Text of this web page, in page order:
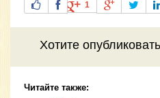
1
Хотите
Читайте также: